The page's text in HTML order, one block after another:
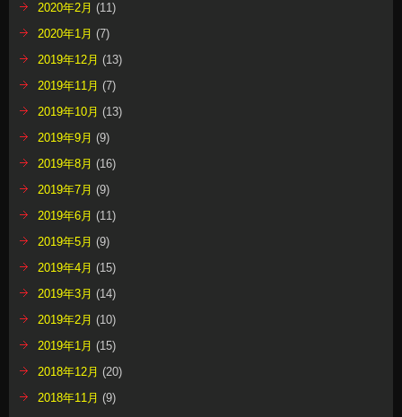
2020年2月 (11)
2020年1月 (7)
2019年12月 (13)
2019年11月 (7)
2019年10月 (13)
2019年9月 (9)
2019年8月 (16)
2019年7月 (9)
2019年6月 (11)
2019年5月 (9)
2019年4月 (15)
2019年3月 (14)
2019年2月 (10)
2019年1月 (15)
2018年12月 (20)
2018年11月 (9)